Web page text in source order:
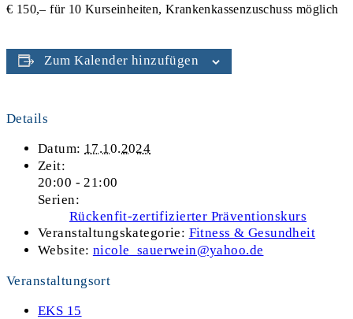
€ 150,– für 10 Kurseinheiten, Krankenkassenzuschuss möglich
Zum Kalender hinzufügen
Details
Datum: 17.10.2024
Zeit:
20:00 - 21:00
Serien:
Rückenfit-zertifizierter Präventionskurs
Veranstaltungskategorie: Fitness & Gesundheit
Website: nicole_sauerwein@yahoo.de
Veranstaltungsort
EKS 15